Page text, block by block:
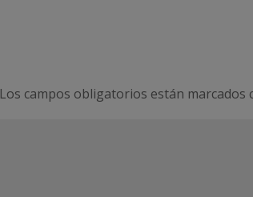
Los campos obligatorios están marcados